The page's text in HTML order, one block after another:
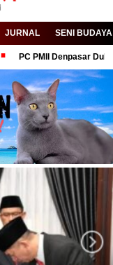
JURNAL SENI BUDAYA
Dukung
Next